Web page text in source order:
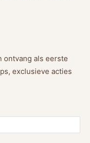
ontvang als eerste
exclusieve acties